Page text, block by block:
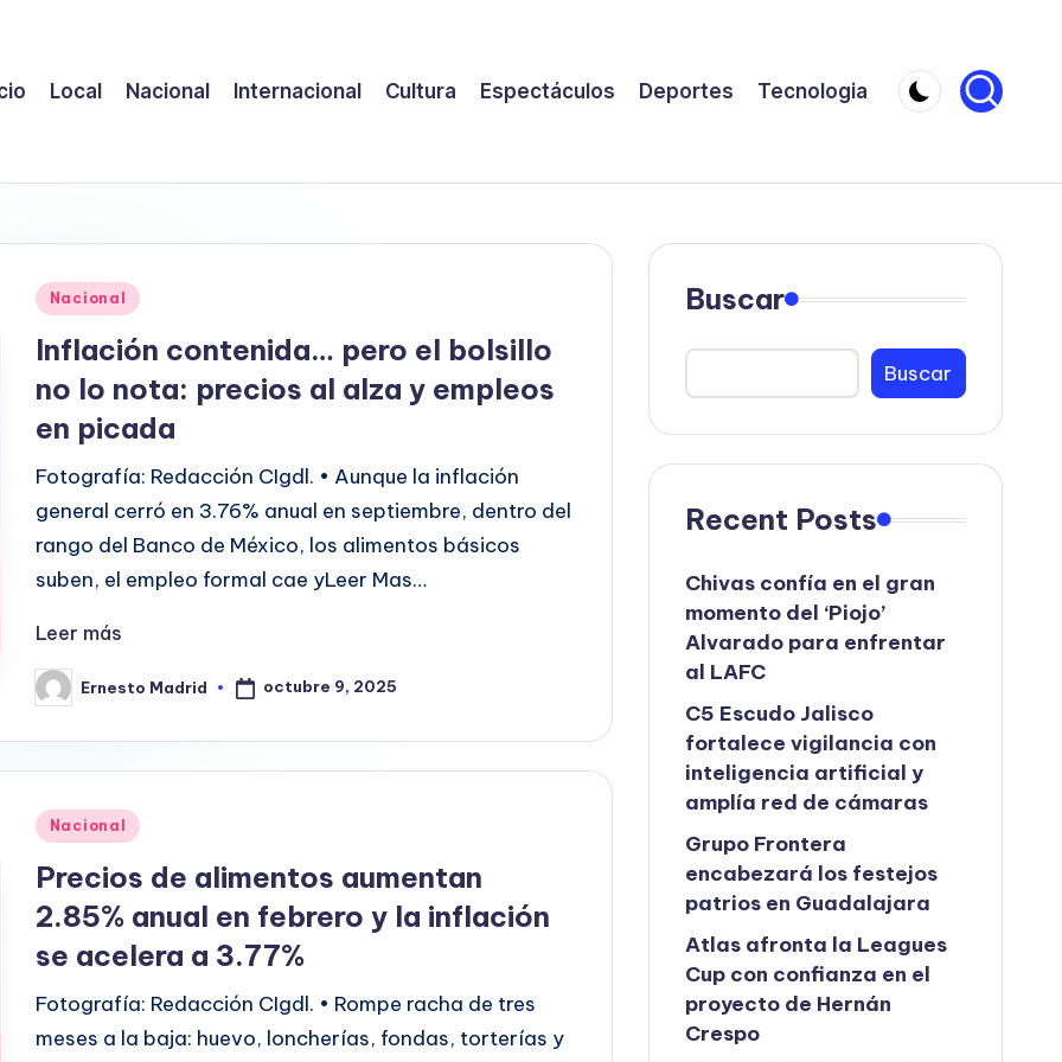
Local Nacional Internacional Cultura Espectáculos Deportes Tecnologia
Publicado
Nacional
Inflación contenida… pero el bolsillo
no lo nota: precios al alza y empleos
en picada
Fotografía: Redacción CIgdl. • Aunque la inflación
general cerró en 3.76% anual en septiembre, dentro del
rango del Banco de México, los alimentos básicos
suben, el empleo formal cae yLeer Mas…
Leer más
Publicado
por
Ernesto Madrid octubre 9, 2025
Publicado
Nacional
Precios de alimentos aumentan
2.85% anual en febrero y la inflación
se acelera a 3.77%
Fotografía: Redacción CIgdl. • Rompe racha de tres
meses a la baja: huevo, loncherías, fondas, torterías y
Buscar
Buscar
Recent Posts
Chivas confía en el gran
momento del ‘Piojo’
Alvarado para enfrentar
al LAFC
C5 Escudo Jalisco
fortalece vigilancia con
inteligencia artificial y
amplía red de cámaras
Grupo Frontera
encabezará los festejos
patrios en Guadalajara
Atlas afronta la Leagues
Cup con confianza en el
proyecto de Hernán
Crespo